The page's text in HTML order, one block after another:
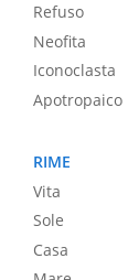
Refuso
Neofita
Iconoclasta
Apotropaico
RIME
Vita
Sole
Casa